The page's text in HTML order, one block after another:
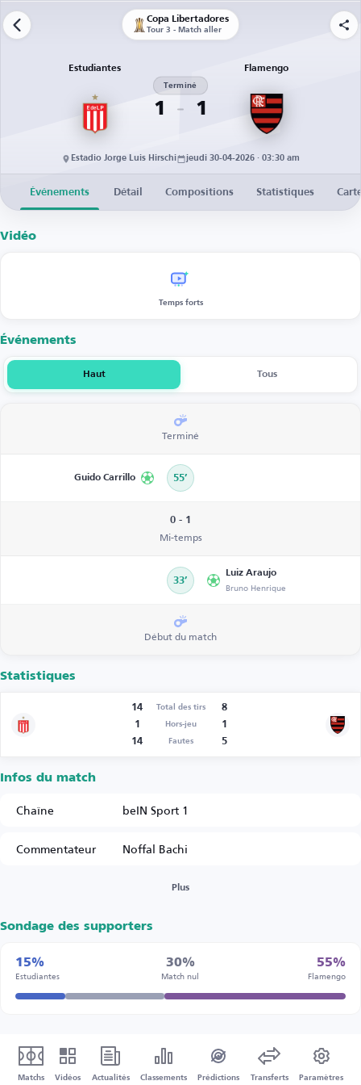
Copa Libertadores
Tour 3 - Match aller
Estudiantes
1
Terminé
1
Flamengo
Estadio Jorge Luis Hirschi jeudi 30-04-2026 · 03:30 am
Événements Détail Compositions Statistiques
Vidéo
Temps forts
Événements
Haut Tous
Terminé
Guido Carrillo 55’
0 - 1
Mi-temps
33’
Luiz Araujo
Bruno Henrique
Début du match
Statistiques
14 Total des tirs
8
1
Hors-jeu
1
14
Fautes 5
Infos du match
Chaîne
beIN Sport 1
Commentateur
Noffal Bachi
Plus
Sondage des supporters
15%
Estudiantes
30%
Match nul
55%
Flamengo
Matchs Vidéos Actualités Classements Prédictions Transferts Paramètres